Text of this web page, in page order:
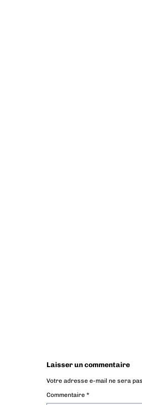
Laisser un commentaire
Votre adresse e-mail ne sera
Commentaire *